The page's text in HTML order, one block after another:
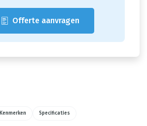
Offerte aanvragen
Kenmerken Specificaties